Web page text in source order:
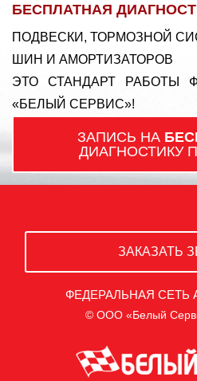
БЕСПЛАТНАЯ
ПОДВЕСКИ, ТОРМОЗНОЙ
ШИН И АМОРТИЗАТОРОВ
ЭТО СТАНДАРТ РАБОТЫ
«БЕЛЫЙ СЕРВИС»!
ЗАПИСЬ НА
ДИАГНОСТИКУ
ЗАКАЗАТЬ
ФЕДЕРАЛЬНАЯ СЕТЬ
© ООО «Белый